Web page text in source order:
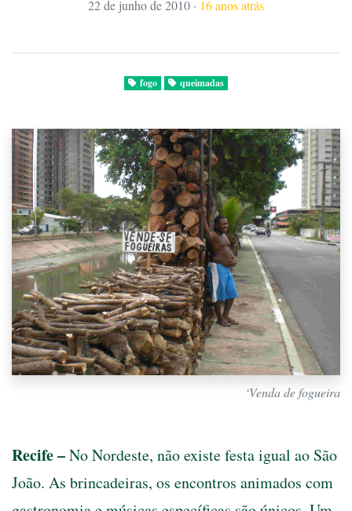
22 de junho de 2010 · 16 anos atrás
fogo queimadas
‘Venda de fogueira
Recife –No Nordeste, não existe festa igual ao São
João. As brincadeiras, os encontros animados com